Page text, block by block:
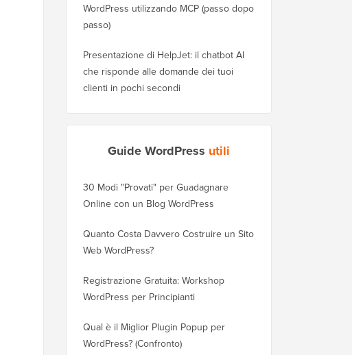
WordPress utilizzando MCP (passo dopo
passo)
Presentazione di HelpJet: il chatbot AI
che risponde alle domande dei tuoi
clienti in pochi secondi
Guide WordPress utili
30 Modi "Provati" per Guadagnare
Online con un Blog WordPress
Quanto Costa Davvero Costruire un Sito
Web WordPress?
Registrazione Gratuita: Workshop
WordPress per Principianti
Qual è il Miglior Plugin Popup per
WordPress? (Confronto)